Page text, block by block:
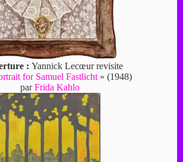
: Yannick Lecœur revisite
for Samuel Fastlicht» (1948)
parFrida Kahlo